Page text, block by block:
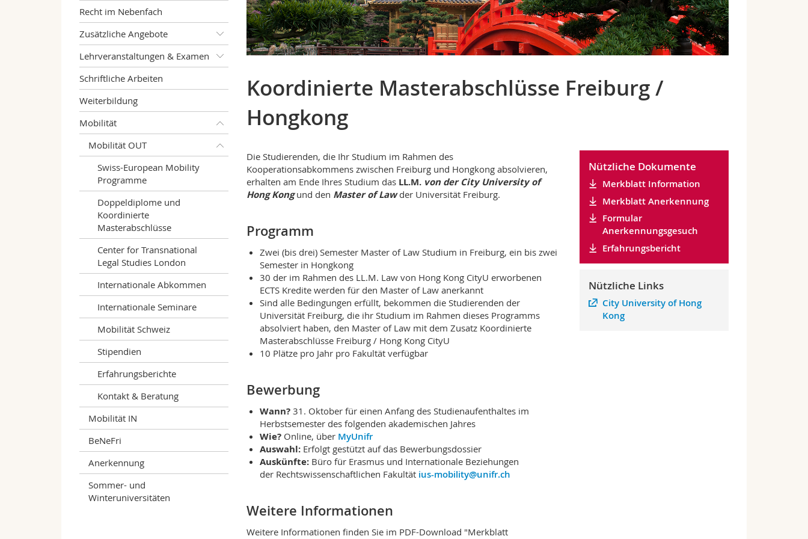
Recht im Nebenfach
Zusätzliche Angebote
Lehrveranstaltungen & Examen
Schriftliche Arbeiten
Weiterbildung
Mobilität
Mobilität OUT
Swiss-European Mobility
Programme
Doppeldiplome und
Koordinierte
Masterabschlüsse
Center for Transnational
Legal Studies London
Internationale Abkommen
Internationale Seminare
Mobilität Schweiz
Stipendien
Erfahrungsberichte
Kontakt & Beratung
Mobilität IN
BeNeFri
Anerkennung
Sommer- und
Winteruniversitäten
Koordinierte Masterabschlüsse Freiburg /
Hongkong
Die Studierenden, die Ihr Studium im Rahmen des
Kooperationsabkommens zwischen Freiburg und Hongkong absolvieren,
erhalten am Ende Ihres Studium das LL.M. von der City University of
Hong Kongund den Master of Lawder Universität Freiburg.
Programm
Zwei (bis drei) Semester Master of Law Studium in Freiburg, ein bis zwei
Semester in Hongkong
30 der im Rahmen des LL.M. Law von Hong Kong CityU erworbenen
ECTS Kredite werden für den Master of Law anerkannt
Sind alle Bedingungen erfüllt, bekommen die Studierenden der
Universität Freiburg, die ihr Studium im Rahmen dieses Programms
absolviert haben, den Master of Law mit dem Zusatz Koordinierte
Masterabschlüsse Freiburg / Hong Kong CityU
10 Plätze pro Jahr pro Fakultät verfügbar
Bewerbung
Wann? 31. Oktober für einen Anfang des Studienaufenthaltes im
Herbstsemester des folgenden akademischen Jahres
Wie? Online, über MyUnifr
Auswahl: Erfolgt gestützt auf das Bewerbungsdossier
Auskünfte: Büro für Erasmus und Internationale Beziehungen
der Rechtswissenschaftlichen Fakultät ius-mobility@unifr.ch
Weitere Informationen
Weitere Informationen finden Sie im PDF-Download "Merkblatt
Nützliche Dokumente
Merkblatt Information
Merkblatt Anerkennung
Formular
Anerkennungsgesuch
Erfahrungsbericht
Nützliche Links
City University of Hong
Kong